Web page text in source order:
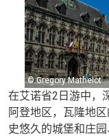
© Gregory Mathelot
在艾诺省2日游中，
阿登地区，瓦隆地
史悠久的城堡和庄